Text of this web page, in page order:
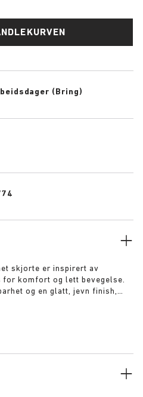
(Bring)
skjorte er inspirert av
for komfort og lett bevegelse.
og en glatt, jevn finish,
nuppedannelse og